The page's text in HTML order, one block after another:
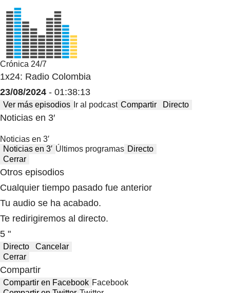
Crónica 24/7
1x24: Radio Colombia
23/08/2024 - 01:38:13
Ver más episodios Ir al podcast Compartir Directo
Noticias en 3′
Noticias en 3′
Noticias en 3′ Últimos programas Directo
Cerrar
Otros episodios
Cualquier tiempo pasado fue anterior
Tu audio se ha acabado.
Te redirigiremos al directo.
5 "
Directo
Cancelar
Cerrar
Compartir
Compartir en Facebook Facebook